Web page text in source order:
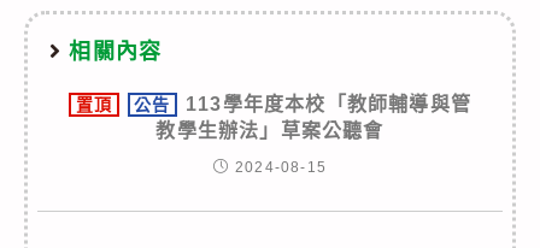
相關內容
置頂 公告
113學年度本校「教師輔導與管
教學生辦法」草案公聽會
2024-08-15